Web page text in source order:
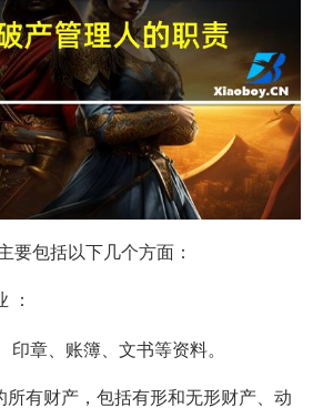
要包括以下几个方面：
：
印章、账簿、文书等资料。
有财产，包括有形和无形财产、动